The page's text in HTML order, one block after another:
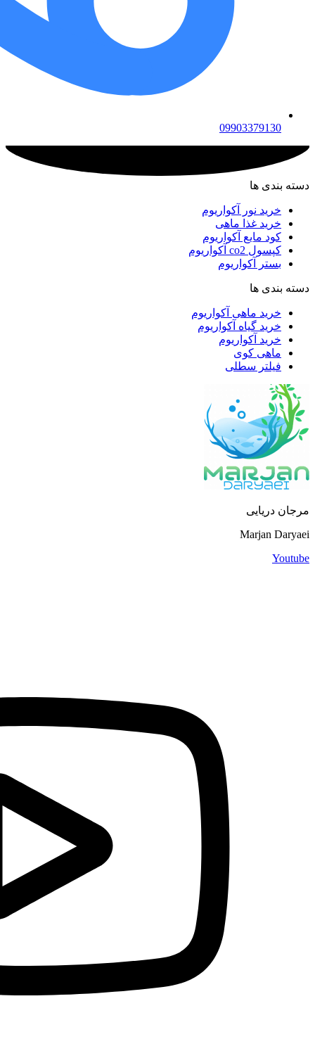
09903379130
دسته بندی ها
خرید نور آکواریوم
خرید غذا ماهی
کود مایع آکواریوم
کپسول co2 آکواریوم
بستر آکواریوم
دسته بندی ها
خرید ماهی آکواریوم
خرید گیاه آکواریوم
خرید آکواریوم
ماهی کوی
فیلتر سطلی
مرجان دریایی
Marjan Daryaei
Youtube